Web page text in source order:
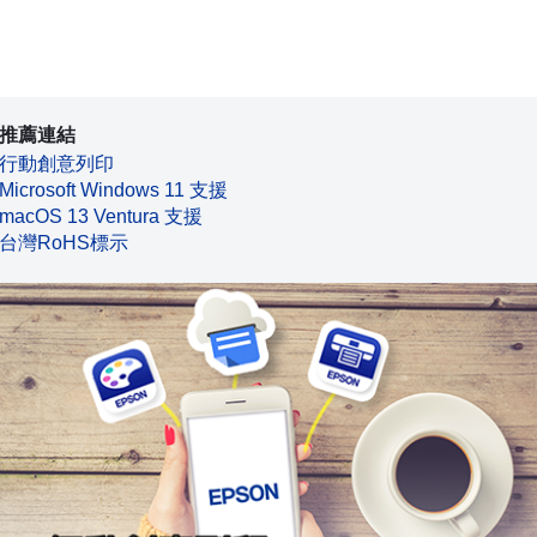
推薦連結
行動創意列印
Microsoft Windows 11 支援
macOS 13 Ventura 支援
台灣RoHS標示